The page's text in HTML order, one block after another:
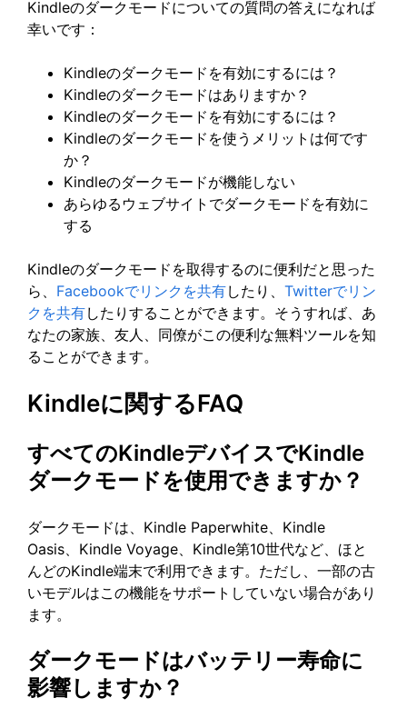
Kindleのダークモードについての質問の答えになれば
幸いです：
Kindleのダークモードを有効にするには？
Kindleのダークモードはありますか？
Kindleのダークモードを有効にするには？
Kindleのダークモードを使うメリットは何です
か？
Kindleのダークモードが機能しない
あらゆるウェブサイトでダークモードを有効に
する
Kindleのダークモードを取得するのに便利だと思った
ら、 Facebookでリンクを共有したり、 Twitterでリン
クを共有したりすることができます。そうすれば、あ
なたの家族、友人、同僚がこの便利な無料ツールを知
ることができます。
Kindleに関するFAQ
すべてのKindleデバイスでKindle
ダークモードを使用できますか？
ダークモードは、Kindle Paperwhite、Kindle
Oasis、Kindle Voyage、Kindle第10世代など、ほと
んどのKindle端末で利用できます。ただし、一部の古
いモデルはこの機能をサポートしていない場合があり
ます。
ダークモードはバッテリー寿命に
影響しますか？